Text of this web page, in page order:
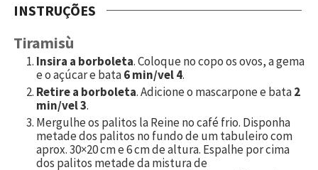
INSTRUÇÕES
Tiramisù
Insira a borboleta. Coloque no copo os ovos, a gema
e o açúcar e bata6 min/vel 4.
Retire a borboleta. Adicione o mascarpone e bata2
min/vel 3.
Mergulhe os palitos la Reine no café frio. Disponha
metade dos palitos no fundo de um tabuleiro com
aprox. 30×20 cm e 6 cm de altura. Espalhe por cima
dos palitos metade da mistura de